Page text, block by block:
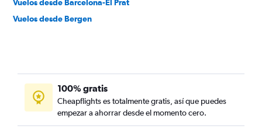
Vuelos desde Barcelona-El Prat
Vuelos desde Bergen
100% gratis
Cheapflights es totalmente gratis, así que puedes
empezar a ahorrar desde el momento cero.